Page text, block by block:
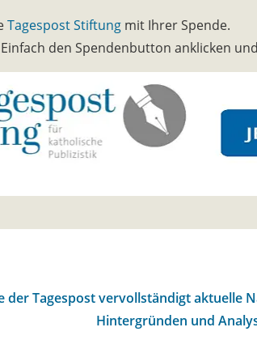
Tagespost Stiftung mit Ihrer Spende.
den Spendenbutton anklicken
der Tagespost vervollständigt aktuelle
Hintergründen und